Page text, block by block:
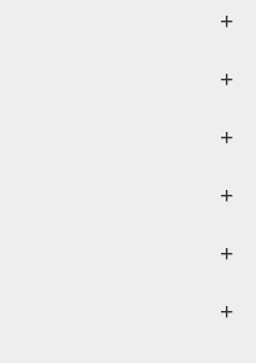
+
+
+
+
+
+